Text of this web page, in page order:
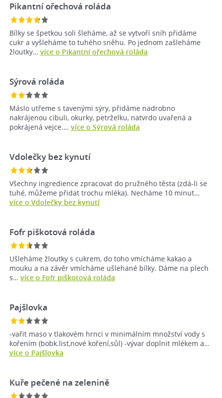
Pikantní ořechová roláda
Bílky se špetkou soli šleháme, až se vytvoří sníh přidáme
cukr a vyšleháme to tuhého sněhu. Po jednom zašleháme
žloutky… více o Pikantní ořechová roláda
Sýrová roláda
Máslo utřeme s tavenými sýry, přidáme nadrobno
nakrájenou cibuli, okurky, petrželku, natvrdo uvařená a
pokrájená vejce.… více o Sýrová roláda
Vdolečky bez kynutí
Všechny ingredience zpracovat do pružného těsta (zdá-li se
tuhé, můžeme přidat trochu mléka). Necháme 10 minut…
více o Vdolečky bez kynutí
Fofr piškotová roláda
Ušleháme žloutky s cukrem, do toho vmícháme kakao a
mouku a na závěr vmícháme ušlehané bílky. Dáme na plech
s… více o Fofr piškotová roláda
Pajšlovka
-vařit maso v tlakovém hrnci v minimálním množství vody s
kořením (bobk.list,nové koření,sůl) -vývar doplnit mlékem a…
více o Pajšlovka
Kuře pečené na zelenině